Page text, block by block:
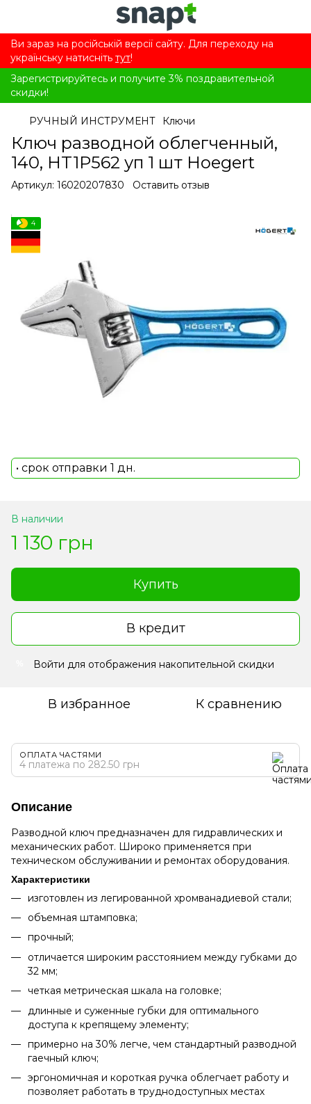
Ви зараз на російській версії сайту. Для переходу на
українську натисніть тут!
Зарегистрируйтесь и получите 3% поздравительной
скидки!
РУЧНЫЙ ИНСТРУМЕНТ Ключи
Ключ разводной облегченный,
140, HT1P562 уп 1 шт Hoegert
Артикул: 16020207830 Оставить отзыв
4
• срок отправки 1 дн.
В наличии
1 130 грн
Купить
В кредит
Войти для отображения накопительной скидки
В избранное К сравнению
ОПЛАТА ЧАСТЯМИ
4 платежа по 282.50 грн
Описание
Разводной ключ предназначен для гидравлических и
механических работ. Широко применяется при
техническом обслуживании и ремонтах оборудования.
Характеристики
изготовлен из легированной хромванадиевой стали;
объемная штамповка;
прочный;
отличается широким расстоянием между губками до
32 мм;
четкая метрическая шкала на головке;
длинные и суженные губки для оптимального
доступа к крепящему элементу;
примерно на 30% легче, чем стандартный разводной
гаечный ключ;
эргономичная и короткая ручка облегчает работу и
позволяет работать в труднодоступных местах